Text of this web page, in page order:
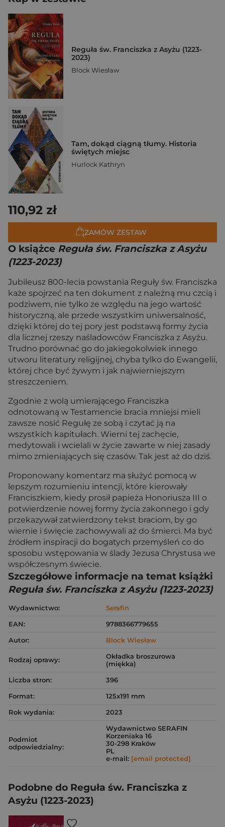
Reguła św. Franciszka z Asyżu (1223-
2023)
Block Wiesław
Tam, dokąd ciągną tłumy. Historia
świętych miejsc
Hurlock Kathryn
110,92 zł
ZAMÓW ZESTAW
O książce Reguła św. Franciszka z Asyżu
(1223-2023)
Jubileusz 800-lecia powstania Reguły św. Franciszka
każe spojrzeć na ten dokument z należną mu czcią i
podziwem, nie tylko ze względu na jego wartość
historyczną, ale przede wszystkim uniwersalność,
dzięki której do tej pory jest podstawą formy życia
dla licznej rzeszy naśladowców Franciszka z Asyżu.
Trudno porównać go do jakiegokolwiek innego
utworu literatury religijnej, chyba tylko do Ewangelii,
której chce być żywym i jak najwierniejszym
streszczeniem.
Zgodnie z wolą umierającego Franciszka
odnotowaną w Testamencie bracia mniejsi mieli
zawsze nosić Regułę ze sobą i czytać ją na
wszystkich kapitułach. Wierni tej zachęcie,
medytowali i wcielali w życie zawarte w niej zasady
mimo zmieniających się czasów. Tak jest aż do dziś.
Proponowany komentarz ma służyć pomocą w
lepszym rozumieniu intencji, które kierowały
Franciszkiem, kiedy prosił papieża Honoriusza III o
potwierdzenie nowej formy życia zakonnego i gdy
przekazywał zatwierdzony tekst braciom, by go
wiernie i święcie zachowywali aż do śmierci. Ma być
źródłem inspiracji do bogatych przemyśleń co do
sposobu wstępowania w ślady Jezusa Chrystusa we
współczesnym świecie.
Szczegółowe informacje na temat książki
Reguła św. Franciszka z Asyżu (1223-2023)
Wydawnictwo:
Serafin
EAN:
9788366779655
Autor:
Block Wiesław
Rodzaj oprawy:
Okładka broszurowa
(miękka)
Liczba stron:
396
Format:
125x191 mm
Rok wydania:
2023
Podmiot
odpowiedzialny:
Wydawnictwo SERAFIN
Korzeniaka 16
30-298 Kraków
PL
e-mail: [email protected]
Podobne do Reguła św. Franciszka z
Asyżu (1223-2023)